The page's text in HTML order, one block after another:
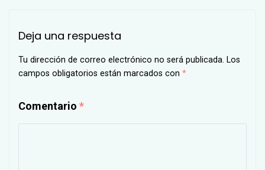
Deja una respuesta
Tu dirección de correo electrónico no será publicada. Los
campos obligatorios están marcados con *
Comentario *